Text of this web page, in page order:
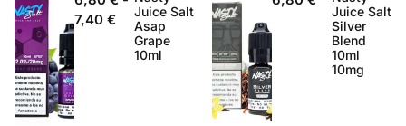
7,40 €
Juice Salt
Asap
Grape
10ml
Juice Salt
Silver
Blend
10ml
10mg